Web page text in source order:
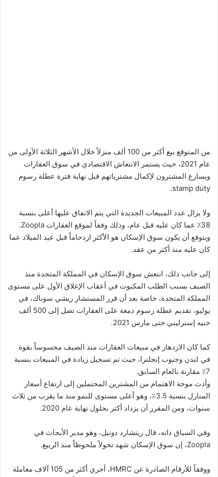
من المتوقع بيع أكثر من 100 ألف منزلاً خلال الأشهر الثلاثة الأولى من
عام 2021، حيث يستمر الانتعاش الاقتصادي في سوق العقارات
ويسارع المشترون لإكمال مشترياتهم قبل نهاية فترة عطلة رسوم
stamp duty.
ولا يزال عدد المبيعات الجديدة التي يتم الاتفاق عليها أعلى بنسبة
38٪ عما كان عليه قبل عام، وذلك وفقاً لموقع العقارات Zoopla.
ويتوقع أن يكون سوق الإسكان هو الأكثر ازدحاماً قبل عيد الميلاد عما
كان عليه منذ أكثر من عقد.
إلى جانب ذلك، انتعش سوق الإسكان في المملكة المتحدة منذ
الصيف بسبب الطلب المكبوت في أعقاب الإغلاق الأول على مستوى
المملكة المتحدة، خاصة بعد أن قرر المستشار ريشي سوناك، في
يوليو، تقديم عطلة رسوم دمغة على العقارات تصل إلى 500 ألف
جنيه إسترليني حتى مارس 2021.
كما كان الازدهار في مبيعات العقارات منذ الصيف محسوساً بقوة
في لندن وجنوب إنجلترا، حيث تم تسجيل زيادة في المبيعات بنسبة
7٪ مقارنة بالعام السابق.
وأدت موجة الاهتمام من المشترين المحتملين إلى ارتفاع أسعار
المنازل بنسبة 3.5٪، وهو أعلى مستوى للنمو منذ ما يقرب من ثلاث
سنوات، ومن المقرر أن يزداد أكثر بحلول نهاية عام 2020.
وفي السياق ذاته، قال ريتشارد دونيل، وهو مدير الأبحاث في
Zoopla، إن سوق الإسكان شهد تحولاً ملحوظاً منذ الربيع.
ووفقاً للأرقام الصادرة عن HMRC، أجري أكثر من 105 آلاف معاملة